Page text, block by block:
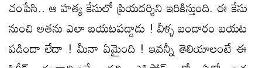
చంపేసి.. ఆ హత్య కేసులో ప్రియదర్శిని ఇరికిస్తుంది. ఈ కేసు
నుంచి అతను ఎలా బయటపడ్డాడు ! వీళ్ళ బండారం బయట
పడిందా లేదా ! మీనా ఏమైంది ! ఇవన్నీ తెలియాలంటే ఈ